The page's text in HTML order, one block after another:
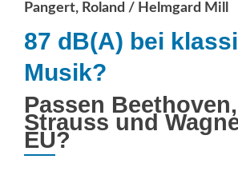
Pangert, Roland / Helmgard Mill
87 dB(A) bei
Musik?
Passen
Strauss und
EU?